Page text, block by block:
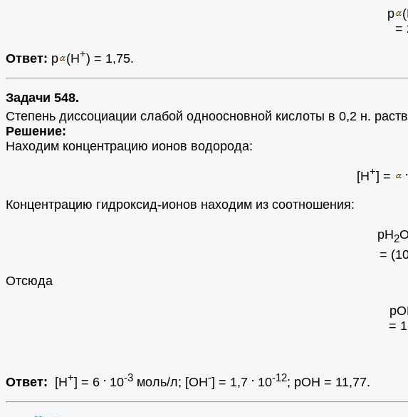
p
=
Ответ: p (H+) = 1,75.
Задачи 548.
Степень диссоциации слабой одноосновной кислоты в 0,2 н.
Решение:
Находим концентрацию ионов водорода:
[H+] = .
Концентрацию гидроксид-ионов находим из соотношения:
pH2
=
Отсюда
=
Ответ: [H+] = 6 . 10-3 моль/л; [OH-] = 1,7 . 10-12; pОН = 11,77.